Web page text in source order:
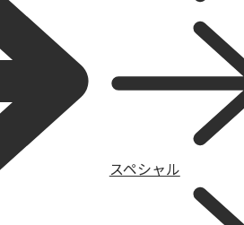
スペシャル